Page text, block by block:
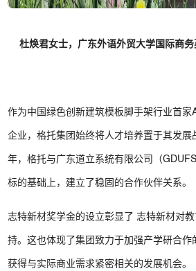
杜焕君女士，广东外语外贸大学国际商务
作为中国绿色创新建筑模板脚手架行业首家
企业，格托集团始终将人才培养置于其发展
年，格托与广东道立系统有限公司（
标的基础上，建立了稳固的合作伙伴关系。
志特新材奖学金的设立彰显了 志特新材对
持。这也体现了集团致力于加强产学研合作
获得与实际商业需求紧密相关的发展机会。